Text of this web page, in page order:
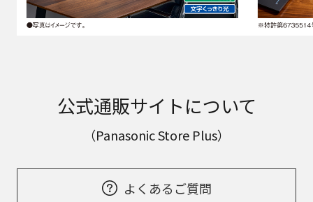
公式通販サイトについて
（Panasonic Store Plus）
よくあるご質問